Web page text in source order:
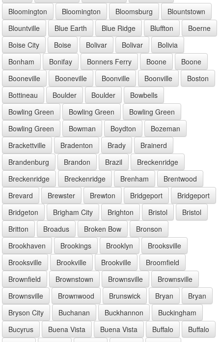
Bloomington
Bloomington Bloomsburg
Blountstown
Blountville
Blue Earth Blue Ridge Bluffton
Boerne
Boise City
Boise Bolivar Bolivar
Bolivia
Bonham
Bonifay Bonners Ferry Boone
Boone
Booneville
Booneville Boonville Boonville
Boston
Bottineau
Boulder Boulder
Bowbells
Bowling Green
Bowling Green
Bowling Green
Bowling Green
Bowman Boydton
Bozeman
Brackettville
Bradenton Brady
Brainerd
Brandenburg
Brandon Brazil
Breckenridge
Breckenridge
Breckenridge Brenham
Brentwood
Brevard
Brewster Brewton Bridgeport
Bridgeport
Bridgeton
Brigham City Brighton Bristol
Bristol
Britton
Broadus Broken Bow
Bronson
Brookhaven
Brookings Brooklyn
Brooksville
Brooksville
Brookville Brookville
Broomfield
Brownfield
Brownstown Brownsville
Brownsville
Brownsville
Brownwood Brunswick Bryan
Bryan
Bryson City
Buchanan Buckhannon
Buckingham
Bucyrus
Buena Vista Buena Vista Buffalo
Buffalo